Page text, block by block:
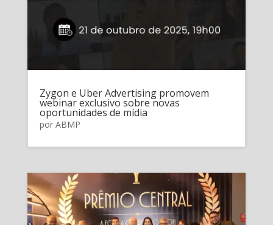
Zygon e Uber Advertising promovem
webinar exclusivo sobre novas
oportunidades de mídia
por ABMP